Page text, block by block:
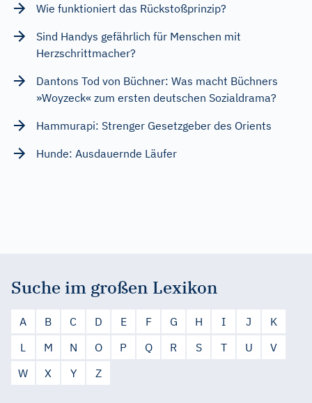
Wie funktioniert das Rückstoßprinzip?
Sind Handys gefährlich für Menschen mit
Herzschrittmacher?
Dantons Tod von Büchner: Was macht Büchners
»Woyzeck« zum ersten deutschen Sozialdrama?
Hammurapi: Strenger Gesetzgeber des Orients
Hunde: Ausdauernde Läufer
Suche im großen Lexikon
A B C D E F G H I J
K
L
M N O P Q R S T U
V
W
X Y Z